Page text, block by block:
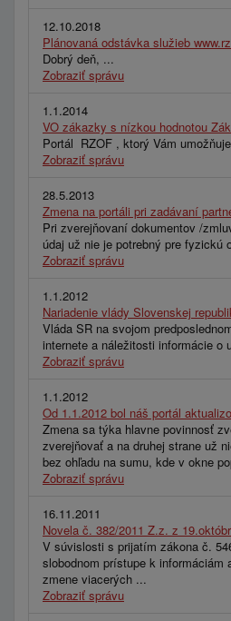
12.10.2018
Plánovaná odstávka služieb
Dobrý deň, ...
Zobraziť správu
1.1.2014
VO zákazky s nízkou hodnotou
Portál RZOF , ktorý Vám
Zobraziť správu
28.5.2013
Zmena na portáli pri zadávaní
Pri zverejňovaní dokumentov /
údaj už nie je potrebný pre fyzickú
Zobraziť správu
1.1.2012
Nariadenie vlády Slovenskej
Vláda SR na svojom
internete a náležitosti informácie
Zobraziť správu
1.1.2012
Od 1.1.2012 bol náš portál
Zmena sa týka hlavne povinnosť
zverejňovať a na druhej strane už
bez ohľadu na sumu, kde v okne
Zobraziť správu
16.11.2011
Novela č. 382/2011 Z.z. z
V súvislosti s prijatím zákona č.
slobodnom prístupe k
zmene viacerých ...
Zobraziť správu